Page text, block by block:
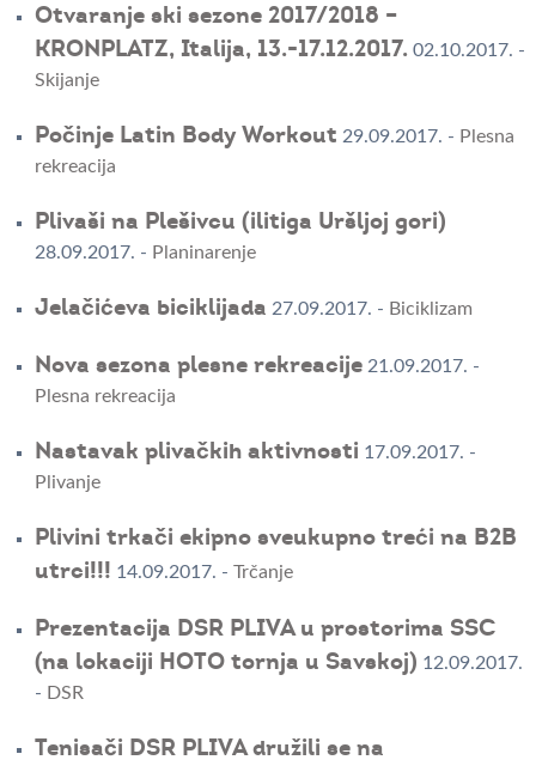
Otvaranje ski sezone 2017/2018 –
KRONPLATZ, Italija, 13.-17.12.2017. 02.10.2017. -
Skijanje
Počinje Latin Body Workout 29.09.2017. - Plesna
rekreacija
Plivaši na Plešivcu (ilitiga Uršljoj gori)
28.09.2017. - Planinarenje
Jelačićeva biciklijada 27.09.2017. - Biciklizam
Nova sezona plesne rekreacije 21.09.2017. -
Plesna rekreacija
Nastavak plivačkih aktivnosti 17.09.2017. -
Plivanje
Plivini trkači ekipno sveukupno treći na B2B
utrci!!! 14.09.2017. - Trčanje
Prezentacija DSR PLIVA u prostorima SSC
(na lokaciji HOTO tornja u Savskoj) 12.09.2017.
- DSR
Tenisači DSR PLIVA družili se na